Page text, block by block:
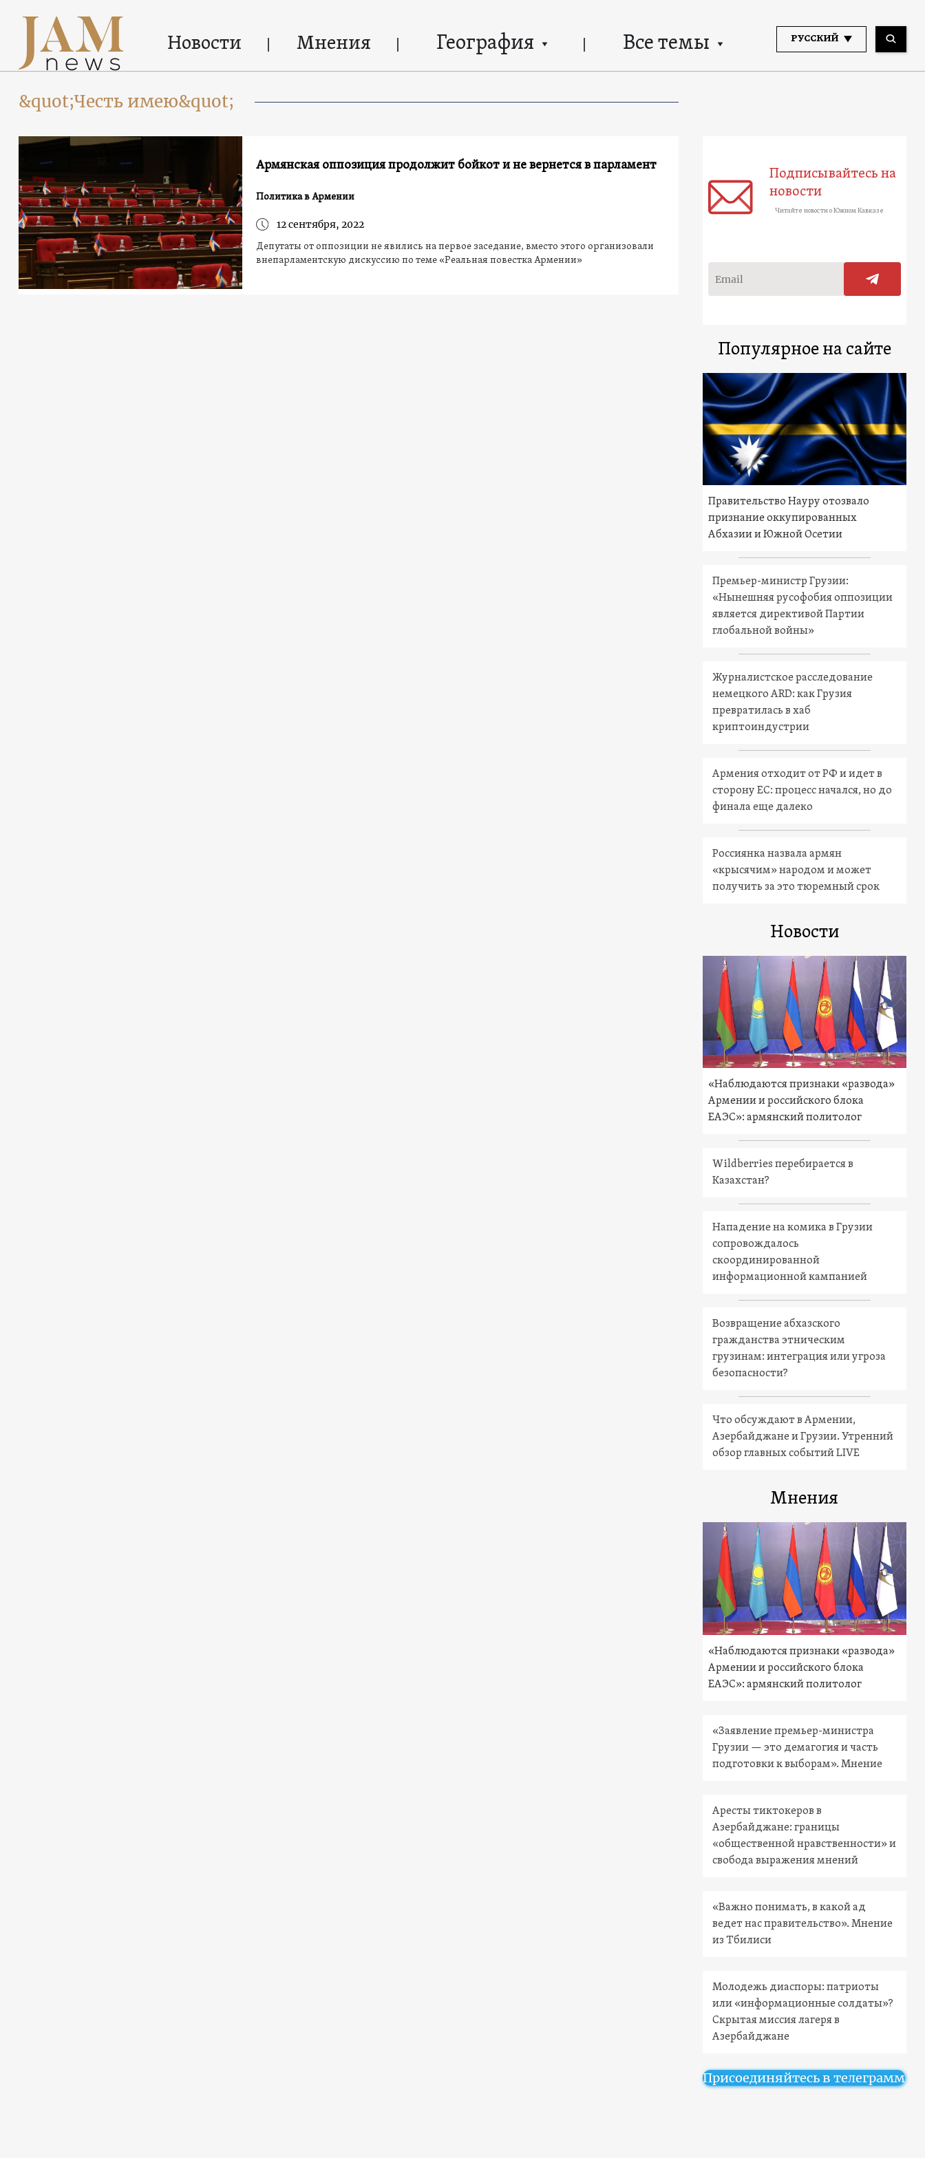
Новости Мнения География Все темы РУССКИЙ
&quot;Честь имею&quot;
Армянская оппозиция продолжит бойкот и не вернется в парламент
Политика в Армении
12 сентября, 2022
Депутаты от оппозиции не явились на первое заседание, вместо этого организовали
внепарламентскую дискуссию по теме «Реальная повестка Армении»
Подписывайтесь на
новости
Читайте новости о Южном Кавказе
Популярное на сайте
Правительство Науру отозвало
признание оккупированных
Абхазии и Южной Осетии
Премьер-министр Грузии:
«Нынешняя русофобия оппозиции
является директивой Партии
глобальной войны»
Журналистское расследование
немецкого ARD: как Грузия
превратилась в хаб
криптоиндустрии
Армения отходит от РФ и идет в
сторону ЕС: процесс начался, но до
финала еще далеко
Россиянка назвала армян
«крысячим» народом и может
получить за это тюремный срок
Новости
«Наблюдаются признаки «развода»
Армении и российского блока
ЕАЭС»: армянский политолог
Wildberries перебирается в
Казахстан?
Нападение на комика в Грузии
сопровождалось
скоординированной
информационной кампанией
Возвращение абхазского
гражданства этническим
грузинам: интеграция или угроза
безопасности?
Что обсуждают в Армении,
Азербайджане и Грузии. Утренний
обзор главных событий LIVE
Мнения
«Наблюдаются признаки «развода»
Армении и российского блока
ЕАЭС»: армянский политолог
«Заявление премьер-министра
Грузии — это демагогия и часть
подготовки к выборам». Мнение
Аресты тиктокеров в
Азербайджане: границы
«общественной нравственности» и
свобода выражения мнений
«Важно понимать, в какой ад
ведет нас правительство». Мнение
из Тбилиси
Молодежь диаспоры: патриоты
или «информационные солдаты»?
Скрытая миссия лагеря в
Азербайджане
Присоединяйтесь в телеграмм